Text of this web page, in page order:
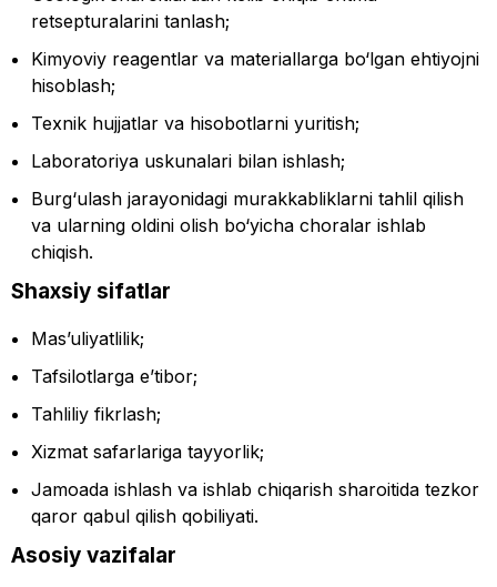
retsepturalarini tanlash;
Kimyoviy reagentlar va materiallarga bo‘lgan ehtiyojni
hisoblash;
Texnik hujjatlar va hisobotlarni yuritish;
Laboratoriya uskunalari bilan ishlash;
Burg‘ulash jarayonidagi murakkabliklarni tahlil qilish
va ularning oldini olish bo‘yicha choralar ishlab
chiqish.
Shaxsiy sifatlar
Mas’uliyatlilik;
Tafsilotlarga e’tibor;
Tahliliy fikrlash;
Xizmat safarlariga tayyorlik;
Jamoada ishlash va ishlab chiqarish sharoitida tezkor
qaror qabul qilish qobiliyati.
Asosiy vazifalar